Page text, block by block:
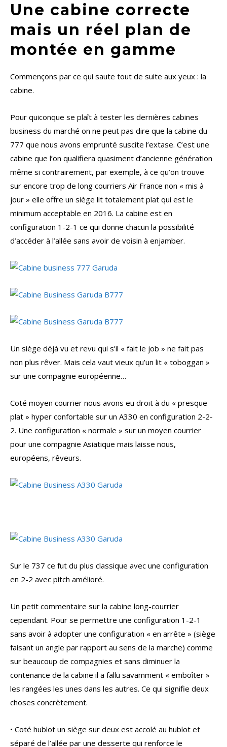
Une cabine correcte
mais un réel plan de
montée en gamme
Commençons par ce qui saute tout de suite aux yeux : la
cabine.
Pour quiconque se plaît à tester les dernières cabines
business du marché on ne peut pas dire que la cabine du
777 que nous avons emprunté suscite l’extase. C’est une
cabine que l’on qualifiera quasiment d’ancienne génération
même si contrairement, par exemple, à ce qu’on trouve
sur encore trop de long courriers Air France non « mis à
jour » elle offre un siège lit totalement plat qui est le
minimum acceptable en 2016. La cabine est en
configuration 1-2-1 ce qui donne chacun la possibilité
d’accéder à l’allée sans avoir de voisin à enjamber.
Un siège déjà vu et revu qui s’il « fait le job » ne fait pas
non plus rêver. Mais cela vaut vieux qu’un lit « toboggan »
sur une compagnie européenne…
Coté moyen courrier nous avons eu droit à du « presque
plat » hyper confortable sur un A330 en configuration 2-2-
2. Une configuration « normale » sur un moyen courrier
pour une compagnie Asiatique mais laisse nous,
européens, rêveurs.
Sur le 737 ce fut du plus classique avec une configuration
en 2-2 avec pitch amélioré.
Un petit commentaire sur la cabine long-courrier
cependant. Pour se permettre une configuration 1-2-1
sans avoir à adopter une configuration « en arrête » (siège
faisant un angle par rapport au sens de la marche) comme
sur beaucoup de compagnies et sans diminuer la
contenance de la cabine il a fallu savamment « emboîter »
les rangées les unes dans les autres. Ce qui signifie deux
choses concrètement.
• Coté hublot un siège sur deux est accolé au hublot et
séparé de l’allée par une desserte qui renforce le